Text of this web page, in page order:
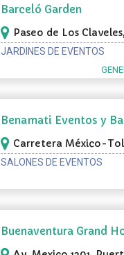
Barceló Garden
Paseo de Los
Escobedo
JARDINES DE EVENTOS
Benamati Eventos y
Carretera México-
SALONES DE EVENTOS
Buenaventura Grand
Moments